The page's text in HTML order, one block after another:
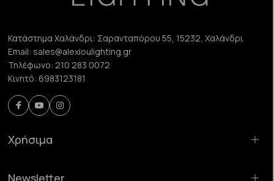
Κατάστημα Χαλάνδρι: Σαρανταπόρου 55, 15232, Χαλάνδρι
Email: sales@alexioulighting.gr
Τηλέφωνο: 210 283 0072
Κινητό: 6983123181
Χρήσιμα
Newsletter